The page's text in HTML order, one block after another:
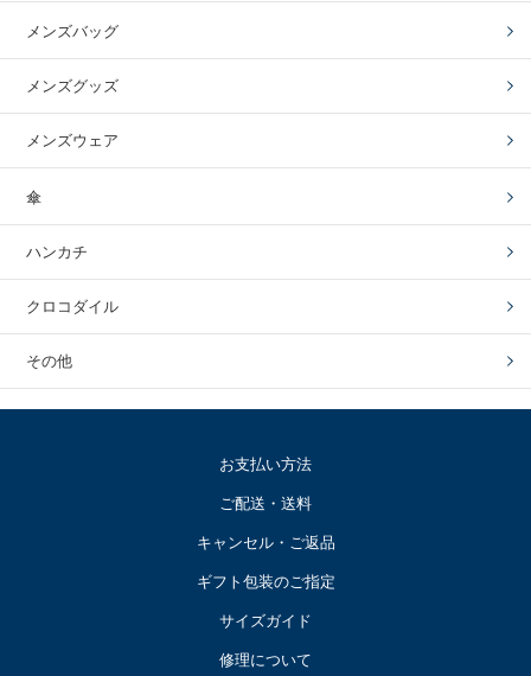
メンズバッグ
メンズグッズ
メンズウェア
傘
ハンカチ
クロコダイル
その他
お支払い方法
ご配送・送料
キャンセル・ご返品
ギフト包装のご指定
サイズガイド
修理について